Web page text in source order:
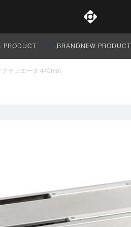
イト全体
PRODUCT BRANDNEW PRODUCT
クチュエータ 440mm